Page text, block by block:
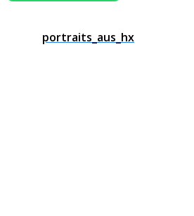
portraits_aus_hx